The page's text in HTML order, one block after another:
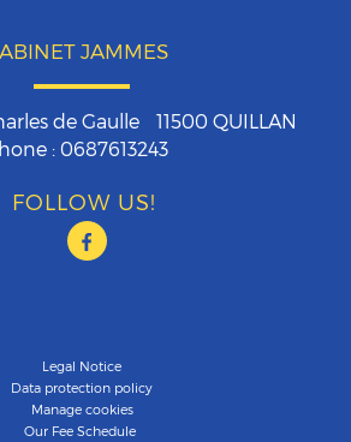
JAMMES
de Gaulle 11500 QUILLAN
: 0687613243
FOLLOW US!
Legal Notice
Data protection policy
Manage cookies
Our Fee Schedule